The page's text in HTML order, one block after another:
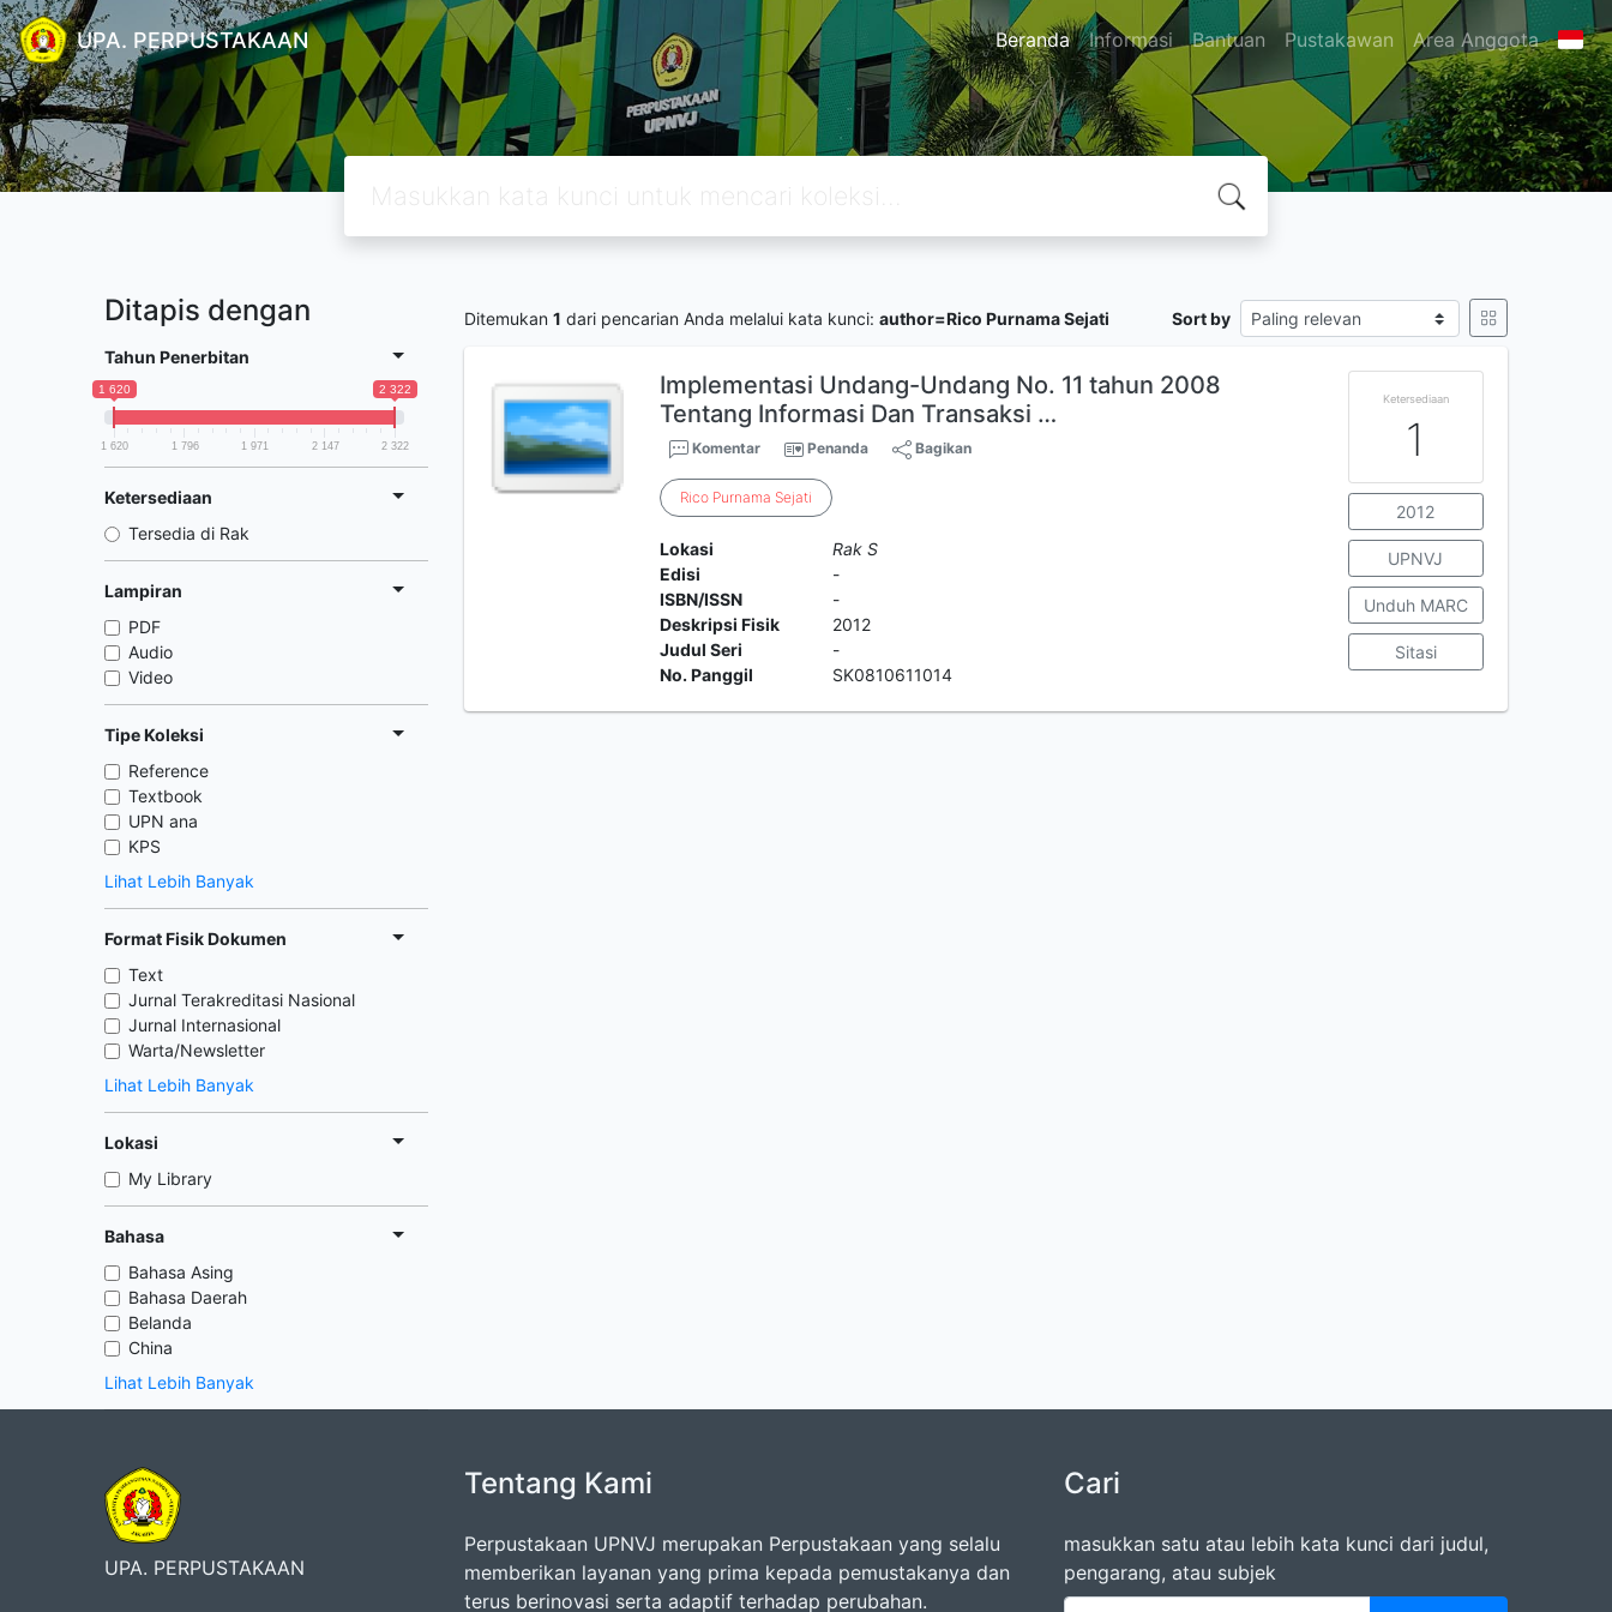
UPA. PERPUSTAKAAN Beranda Informasi Bantuan Pustakawan Area Anggota
Ditapis dengan
Tahun Penerbitan
1 620 2 322
1 620 1 796 1 971 2 147 2 322
Ketersediaan
Tersedia di Rak
Lampiran
PDF
Audio
Video
Tipe Koleksi
Reference
Textbook
UPN ana
KPS
Lihat Lebih Banyak
Format Fisik Dokumen
Text
Jurnal Terakreditasi Nasional
Jurnal Internasional
Warta/Newsletter
Lihat Lebih Banyak
Lokasi
My Library
Bahasa
Bahasa Asing
Bahasa Daerah
Belanda
China
Lihat Lebih Banyak
Ditemukan 1 dari pencarian Anda melalui kata kunci: author=Rico Purnama Sejati Sort by
Implementasi Undang-Undang No. 11 tahun 2008
Tentang Informasi Dan Transaksi …
Komentar Penanda Bagikan
Rico Purnama Sejati
Lokasi
Rak S
Edisi
-
ISBN/ISSN
-
Deskripsi Fisik
2012
Judul Seri
-
No. Panggil
SK0810611014
Ketersediaan
1
2012
UPNVJ
Unduh MARC
Sitasi
UPA. PERPUSTAKAAN
Tentang Kami
Perpustakaan UPNVJ merupakan Perpustakaan yang selalu
memberikan layanan yang prima kepada pemustakanya dan
terus berinovasi serta adaptif terhadap perubahan.
Cari
masukkan satu atau lebih kata kunci dari judul,
pengarang, atau subjek